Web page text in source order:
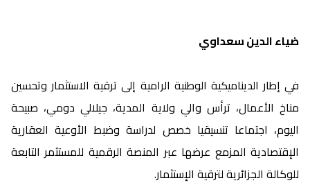
ضياء الدين سعداوي
في إطار الديناميكية الوطنية الرامية إلى ترقية الاستثمار وتحسين
مناخ الأعمال، ترأس والي ولاية المدية، جيلالي دومي، صبيحة
اليوم، اجتماعا تنسيقيا خصص لدراسة وضبط الأوعية العقارية
الإقتصادية المزمع عرضها عبر المنصة الرقمية للمستثمر التابعة
للوكالة الجزائرية لترقية الإستثمار.